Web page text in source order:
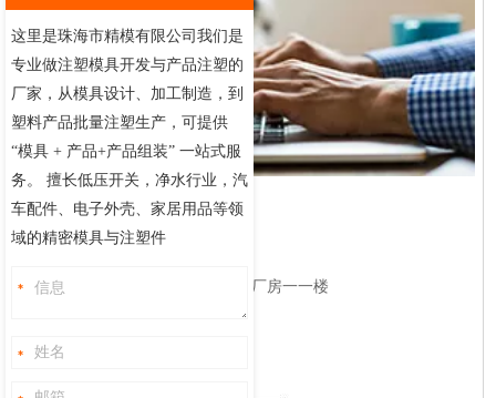
联系电话: 189 2691 9975
邮箱地址: info@zhjingmu.com
地址: 珠海市平沙镇丰收路29号厂房一一楼
QQ:
这里是珠海市精模有限公司我们是
专业做注塑模具开发与产品注塑的
厂家，从模具设计、加工制造，到
塑料产品批量注塑生产，可提供
“模具 + 产品+产品组装” 一站式服
务。 擅长低压开关，净水行业，汽
车配件、电子外壳、家居用品等领
域的精密模具与注塑件